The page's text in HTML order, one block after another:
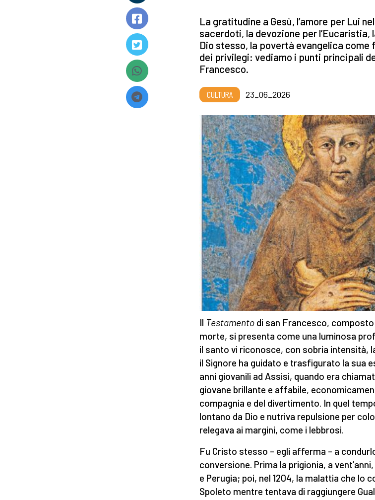
La gratitudine a Gesù, l’amore per Lui
sacerdoti, la devozione per l’Eucaristia,
Dio stesso, la povertà evangelica
dei privilegi: vediamo i punti principali
Francesco.
CULTURA 23_06_2026
Il Testamento di san Francesco,
morte, si presenta come una luminosa
il santo vi riconosce, con sobria intensità,
il Signore ha guidato e trasfigurato la sua
anni giovanili ad Assisi, quando era
giovane brillante e affabile,
compagnia e del divertimento. In quel
lontano da Dio e nutriva repulsione per
relegava ai margini, come i lebbrosi.
Fu Cristo stesso – egli afferma – a
conversione. Prima la prigionia, a
e Perugia; poi, nel 1204, la malattia che lo
Spoleto mentre tentava di raggiungere